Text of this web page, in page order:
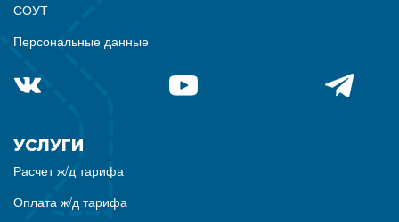
СОУТ
Персональные данные
УСЛУГИ
Расчет ж/д тарифа
Оплата ж/д тарифа